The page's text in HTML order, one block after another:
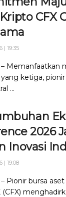
CFX
| 19:35
–
ketiga,
...
2026
Inovasi
| 19:08
Pionir bursa
(CFX)